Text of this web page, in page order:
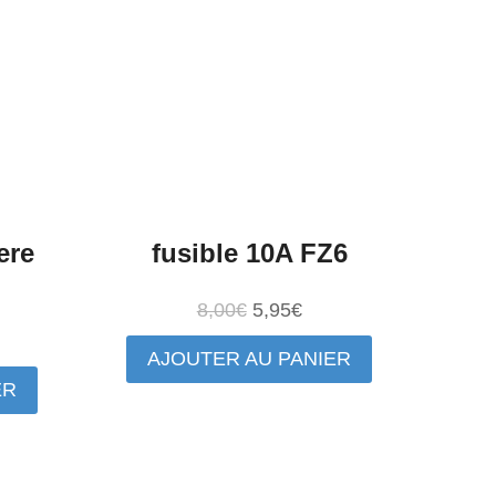
fusible 10A FZ6
8,00€ Le
prix
initial
5,95€Le
prix
actuel
AJOUTER AU PANIER